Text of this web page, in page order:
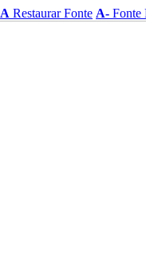
A Restaurar Fonte A- Fonte